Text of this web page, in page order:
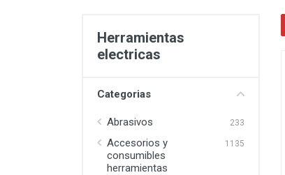
Herramientas
electricas
Categorias
Abrasivos 233
Accesorios y
consumibles
herramientas
1135